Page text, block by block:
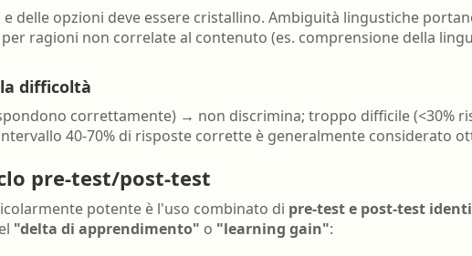
delle opzioni deve essere cristallino. Ambiguità lingustiche
ragioni non correlate al contenuto (es. comprensione della
difficoltà
correttamente) → non discrimina; troppo difficile (<30%
40-70% di risposte corrette è generalmente considerato
pre-test/post-test
potente è l'uso combinato di pre-test e post-test
"delta di apprendimento" o "learning gain":